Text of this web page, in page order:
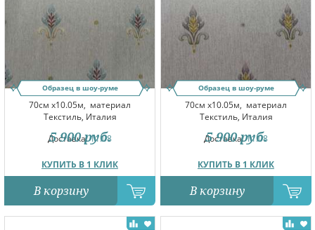
Образец в шоу-руме
70см x10.05м, материал
Текстиль, Италия
Доставка:11.08
КУПИТЬ В 1 КЛИК
5 900 руб.
В корзину
Образец в шоу-руме
70см x10.05м, материал
Текстиль, Италия
Доставка:11.08
КУПИТЬ В 1 КЛИК
5 900 руб.
В корзину